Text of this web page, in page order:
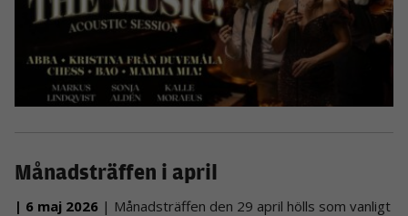
Månadsträffen i april
| 6 maj 2026 | Månadsträffen den 29 april hölls som vanligt
används.
Upplevelse
För att vår
hemsida ska
de här